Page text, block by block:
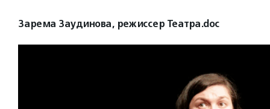
Зарема Заудинова, режиссер Театра.doc